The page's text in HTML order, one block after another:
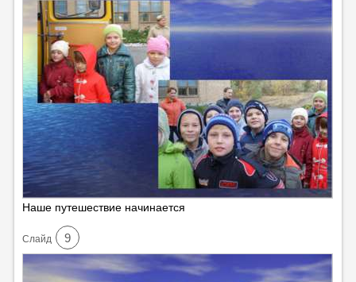
Наше путешествие начинается
Cлайд 9